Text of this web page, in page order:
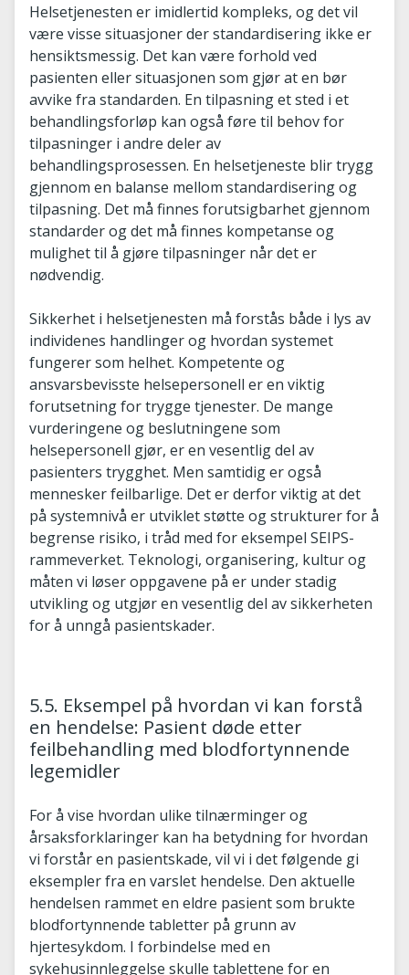
Helsetjenesten er imidlertid kompleks, og det vil
være visse situasjoner der standardisering ikke er
hensiktsmessig. Det kan være forhold ved
pasienten eller situasjonen som gjør at en bør
avvike fra standarden. En tilpasning et sted i et
behandlingsforløp kan også føre til behov for
tilpasninger i andre deler av
behandlingsprosessen. En helsetjeneste blir trygg
gjennom en balanse mellom standardisering og
tilpasning. Det må finnes forutsigbarhet gjennom
standarder og det må finnes kompetanse og
mulighet til å gjøre tilpasninger når det er
nødvendig.
Sikkerhet i helsetjenesten må forstås både i lys av
individenes handlinger og hvordan systemet
fungerer som helhet. Kompetente og
ansvarsbevisste helsepersonell er en viktig
forutsetning for trygge tjenester. De mange
vurderingene og beslutningene som
helsepersonell gjør, er en vesentlig del av
pasienters trygghet. Men samtidig er også
mennesker feilbarlige. Det er derfor viktig at det
på systemnivå er utviklet støtte og strukturer for å
begrense risiko, i tråd med for eksempel SEIPS-
rammeverket. Teknologi, organisering, kultur og
måten vi løser oppgavene på er under stadig
utvikling og utgjør en vesentlig del av sikkerheten
for å unngå pasientskader.
5.5. Eksempel på hvordan vi kan forstå
en hendelse: Pasient døde etter
feilbehandling med blodfortynnende
legemidler
For å vise hvordan ulike tilnærminger og
årsaksforklaringer kan ha betydning for hvordan
vi forstår en pasientskade, vil vi i det følgende gi
eksempler fra en varslet hendelse. Den aktuelle
hendelsen rammet en eldre pasient som brukte
blodfortynnende tabletter på grunn av
hjertesykdom. I forbindelse med en
sykehusinnleggelse skulle tablettene for en